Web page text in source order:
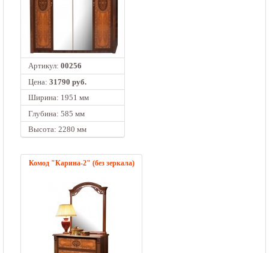
Артикул: 00256
Цена: 31790 руб.
Ширина: 1951 мм
Глубина: 585 мм
Высота: 2280 мм
Комод "Карина-2" (без зеркала)